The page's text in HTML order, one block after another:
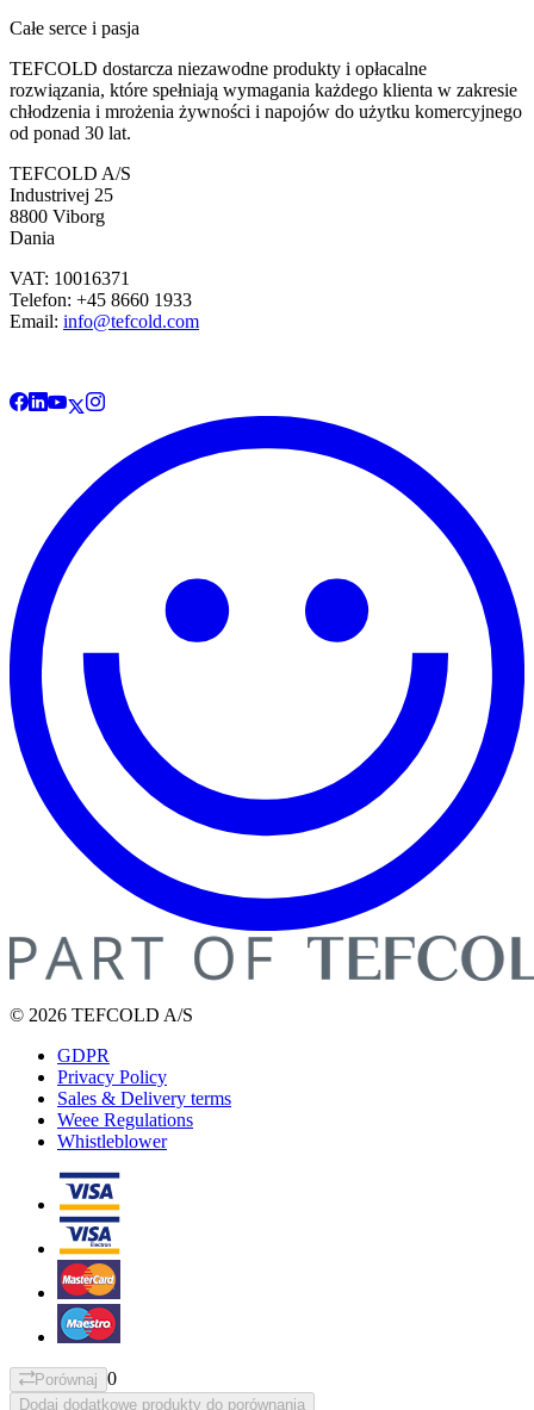
Całe serce i pasja
TEFCOLD dostarcza niezawodne produkty i opłacalne
rozwiązania, które spełniają wymagania każdego klienta w zakresie
chłodzenia i mrożenia żywności i napojów do użytku komercyjnego
od ponad 30 lat.
TEFCOLD A/S
Industrivej 25
8800 Viborg
Dania
VAT: 10016371
Telefon: +45 8660 1933
Email: info@tefcold.com
© 2026 TEFCOLD A/S
GDPR
Privacy Policy
Sales & Delivery terms
Weee Regulations
Whistleblower
Porównaj 0
Dodaj dodatkowe produkty do porównania